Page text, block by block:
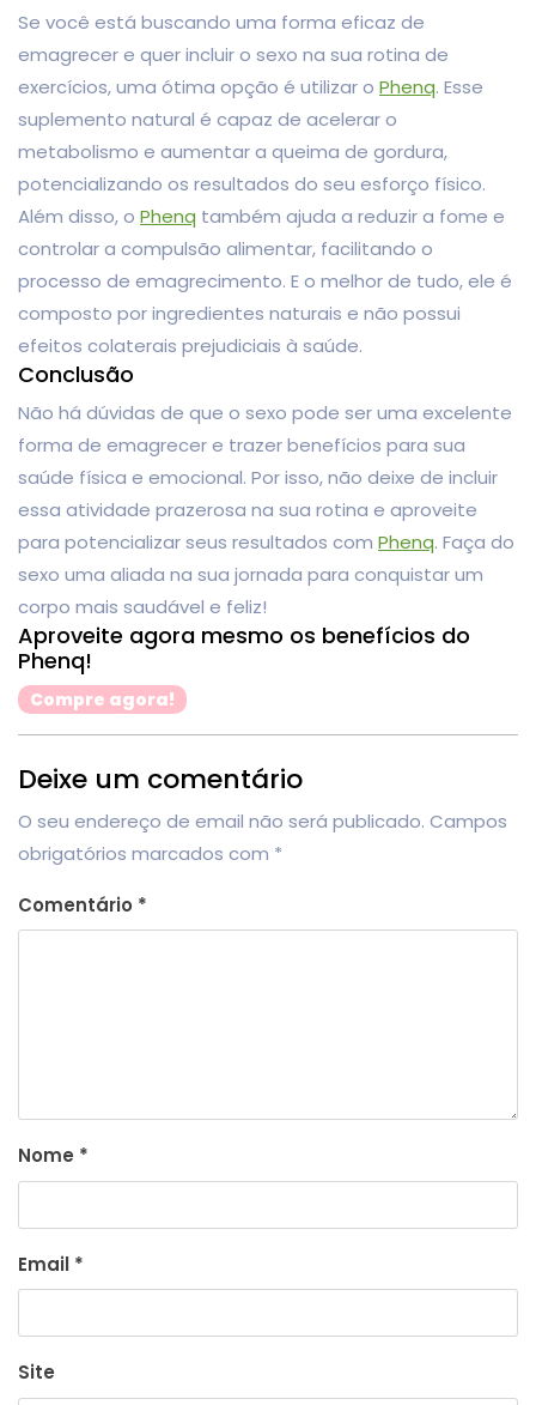
Se você está buscando uma forma eficaz de
emagrecer e quer incluir o sexo na sua rotina de
exercícios, uma ótima opção é utilizar o Phenq. Esse
suplemento natural é capaz de acelerar o
metabolismo e aumentar a queima de gordura,
potencializando os resultados do seu esforço físico.
Além disso, o Phenq também ajuda a reduzir a fome e
controlar a compulsão alimentar, facilitando o
processo de emagrecimento. E o melhor de tudo, ele é
composto por ingredientes naturais e não possui
efeitos colaterais prejudiciais à saúde.
Conclusão
Não há dúvidas de que o sexo pode ser uma excelente
forma de emagrecer e trazer benefícios para sua
saúde física e emocional. Por isso, não deixe de incluir
essa atividade prazerosa na sua rotina e aproveite
para potencializar seus resultados com Phenq. Faça do
sexo uma aliada na sua jornada para conquistar um
corpo mais saudável e feliz!
Aproveite agora mesmo os benefícios do
Phenq!
Compre agora!
Deixe um comentário
O seu endereço de email não será publicado. Campos
obrigatórios marcados com *
Comentário *
Nome *
Email *
Site